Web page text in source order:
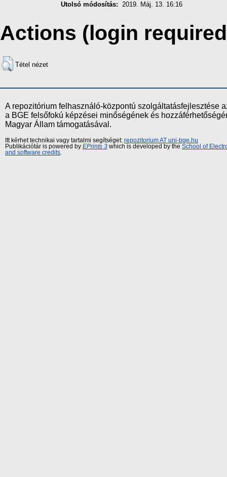
Utolsó módosítás: 2019. Máj. 13. 16:16
Actions (login
Tétel nézet
A repozitórium felhasználó-központú szolgáltatásfejlesztése
a BGE felsőfokú képzései minőségének és
Magyar Állam támogatásával.
Itt kérhet technikai vagy tartalmi segítséget: repozitorium AT uni-bge.hu
Publikációtár is powered by EPrints 3 which is developed by the School of
and software credits.